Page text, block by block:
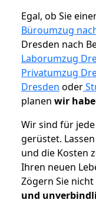
Egal, ob Sie
Büroumzug
Dresden nach
Laborumzug
Privatumzug
Dresden oder
planen wir
Wir sind für
gerüstet.
und die Kosten
Ihren neuen
Zögern Sie
und